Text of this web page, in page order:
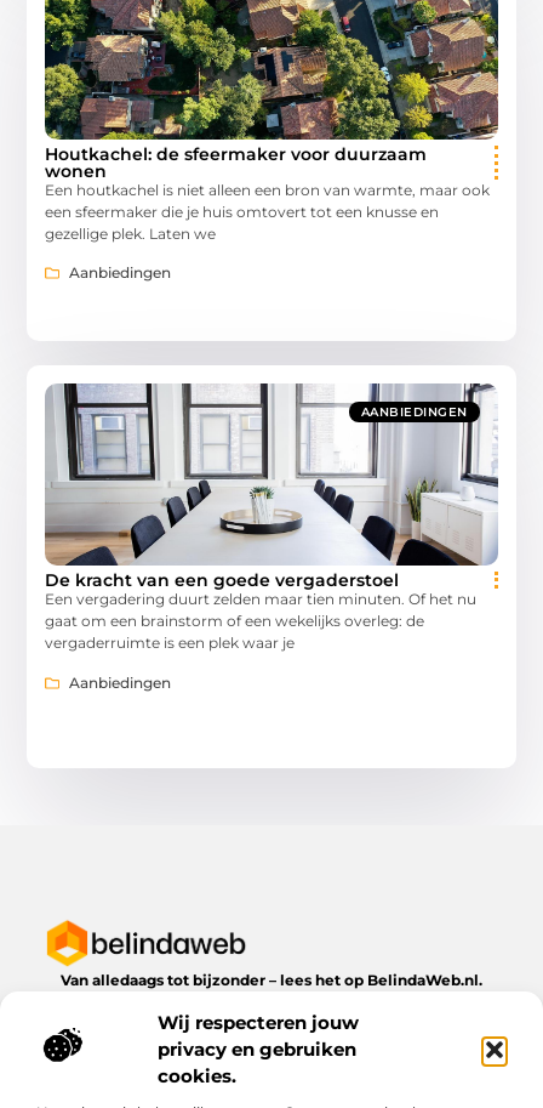
Wij respecteren jouw
privacy en gebruiken
cookies.
Houtkachel: de sfeermaker voor duurzaam
wonen
Een houtkachel is niet alleen een bron van warmte, maar ook
een sfeermaker die je huis omtovert tot een knusse en
gezellige plek. Laten we
Aanbiedingen
AANBIEDINGEN
De kracht van een goede vergaderstoel
Een vergadering duurt zelden maar tien minuten. Of het nu
gaat om een brainstorm of een wekelijks overleg: de
vergaderruimte is een plek waar je
Aanbiedingen
Van alledaags tot bijzonder – lees het op BelindaWeb.nl.
dagelijks leven te bieden heeft.
Bericht categorie